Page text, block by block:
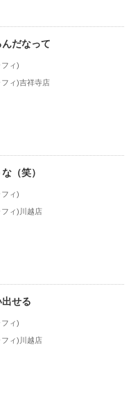
だなって
ィ)
ィ)吉祥寺店
（笑）
ィ)
ィ)川越店
せる
ィ)
ィ)川越店